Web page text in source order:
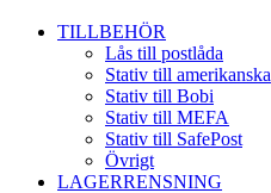
TILLBEHÖR
Lås till postlåda
Stativ till amerikanska
Stativ till Bobi
Stativ till MEFA
Stativ till SafePost
Övrigt
LAGERRENSNING